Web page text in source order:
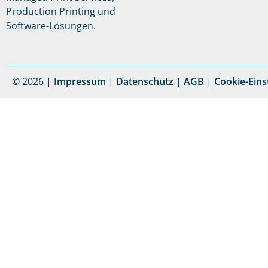
Production Printing und
Software-Lösungen.
© 2026 | Impressum | Datenschutz | AGB | Cookie-